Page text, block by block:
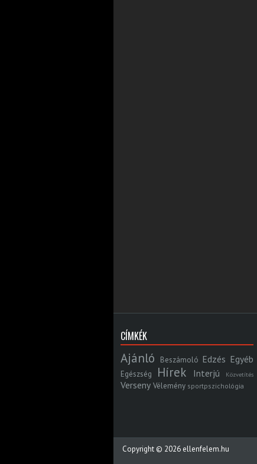
CÍMKÉK
Ajánló Beszámoló Edzés Egyéb
Egészség Hírek Interjú Közvetítés
Verseny Vélemény sportpszichológia
Copyright © 2026 ellenfelem.hu